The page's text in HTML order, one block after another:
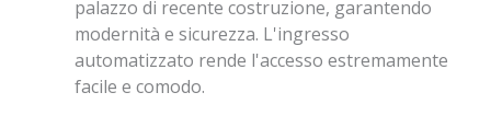
palazzo di recente costruzione, garantendo
modernità e sicurezza. L'ingresso
automatizzato rende l'accesso estremamente
facile e comodo.